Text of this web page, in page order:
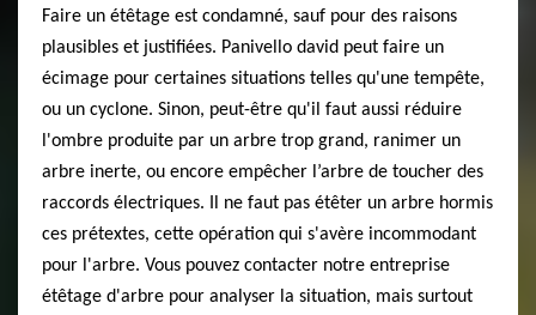
Faire un étêtage est condamné, sauf pour des raisons
plausibles et justifiées. Panivello david peut faire un
écimage pour certaines situations telles qu'une tempête,
ou un cyclone. Sinon, peut-être qu'il faut aussi réduire
l'ombre produite par un arbre trop grand, ranimer un
arbre inerte, ou encore empêcher l’arbre de toucher des
raccords électriques. Il ne faut pas étêter un arbre hormis
ces prétextes, cette opération qui s'avère incommodant
pour l'arbre. Vous pouvez contacter notre entreprise
étêtage d'arbre pour analyser la situation, mais surtout